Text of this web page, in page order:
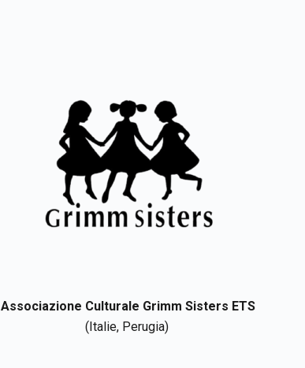
Associazione Culturale Grimm Sisters ETS
(Italie, Perugia)